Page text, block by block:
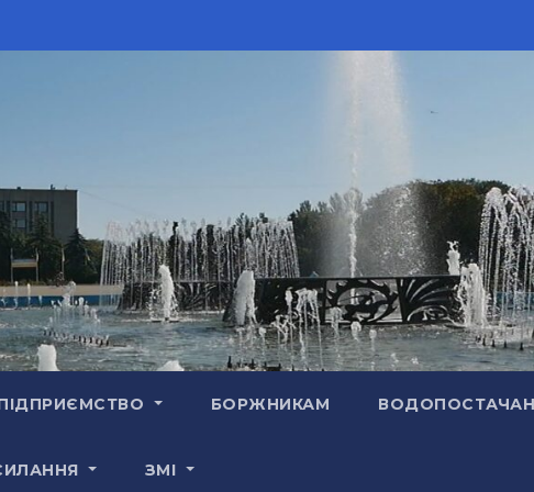
БОРЖНИКАМ
ЗМІ